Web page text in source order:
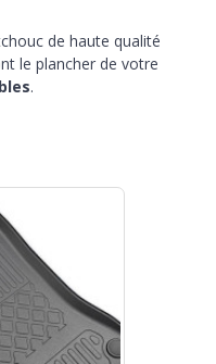
de haute qualité
le plancher de votre
.